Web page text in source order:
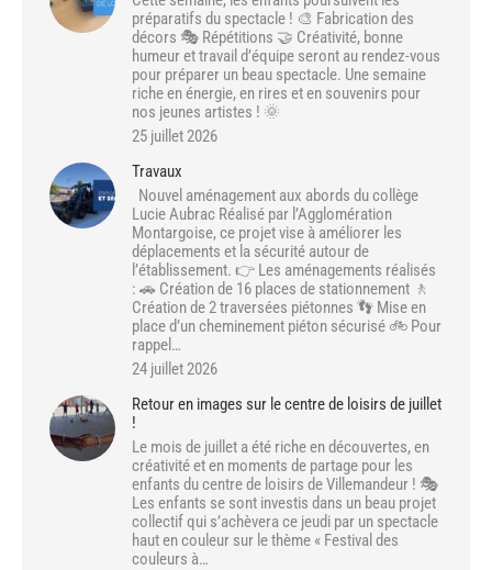
préparatifs du spectacle ! 🎨 Fabrication des
décors 🎭 Répétitions 🤝 Créativité, bonne
humeur et travail d’équipe seront au rendez-vous
pour préparer un beau spectacle. Une semaine
riche en énergie, en rires et en souvenirs pour
nos jeunes artistes ! 🌞
25 juillet 2026
Travaux
Nouvel aménagement aux abords du collège
Lucie Aubrac Réalisé par l’Agglomération
Montargoise, ce projet vise à améliorer les
déplacements et la sécurité autour de
l’établissement. 👉 Les aménagements réalisés
: 🚗 Création de 16 places de stationnement 🚶
Création de 2 traversées piétonnes 👣 Mise en
place d’un cheminement piéton sécurisé 🚲 Pour
rappel…
24 juillet 2026
Retour en images sur le centre de loisirs de juillet
!
Le mois de juillet a été riche en découvertes, en
créativité et en moments de partage pour les
enfants du centre de loisirs de Villemandeur ! 🎭
Les enfants se sont investis dans un beau projet
collectif qui s’achèvera ce jeudi par un spectacle
haut en couleur sur le thème « Festival des
couleurs à…